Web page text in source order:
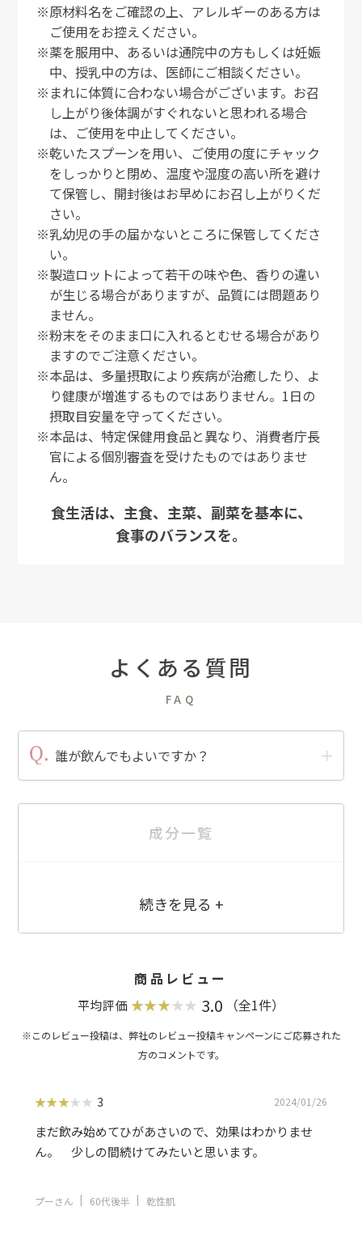
※原材料名をご確認の上、アレルギーのある方は
ご使用をお控えください。
※薬を服用中、あるいは通院中の方もしくは妊娠
中、授乳中の方は、医師にご相談ください。
※まれに体質に合わない場合がございます。お召
し上がり後体調がすぐれないと思われる場合
は、ご使用を中止してください。
※乾いたスプーンを用い、ご使用の度にチャック
をしっかりと閉め、温度や湿度の高い所を避け
て保管し、開封後はお早めにお召し上がりくだ
さい。
※乳幼児の手の届かないところに保管してくださ
い。
※製造ロットによって若干の味や色、香りの違い
が生じる場合がありますが、品質には問題あり
ません。
※粉末をそのまま口に入れるとむせる場合があり
ますのでご注意ください。
※本品は、多量摂取により疾病が治癒したり、よ
り健康が増進するものではありません。1日の
摂取目安量を守ってください。
※本品は、特定保健用食品と異なり、消費者庁長
官による個別審査を受けたものではありませ
ん。
食生活は、主食、主菜、副菜を基本に、
食事のバランスを。
よくある質問
FAQ
誰が飲んでもよいですか？
成分一覧
物、デキストリン、パラチノース／トレハロース、ビタミンC、糊料（プルラ
商品レビュー
平均評価 3.0 （全1件）
3 2024/01/26
まだ飲み始めてひがあさいので、効果はわかりませ
ん。 少しの間続けてみたいと思います。
プーさん 60代後半 乾性肌